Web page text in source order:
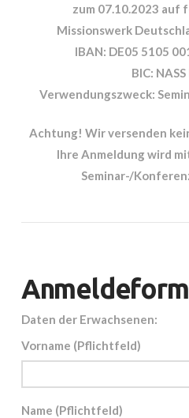
zum 07.10.2023 auf
Missionswerk
IBAN: DE05 5105
BIC:
Verwendungszweck:
Achtung! Wir versenden
Ihre Anmeldung wird
Seminar-/
Daten der Erwachsenen:
Vorname (Pflichtfeld)
Name (Pflichtfeld)